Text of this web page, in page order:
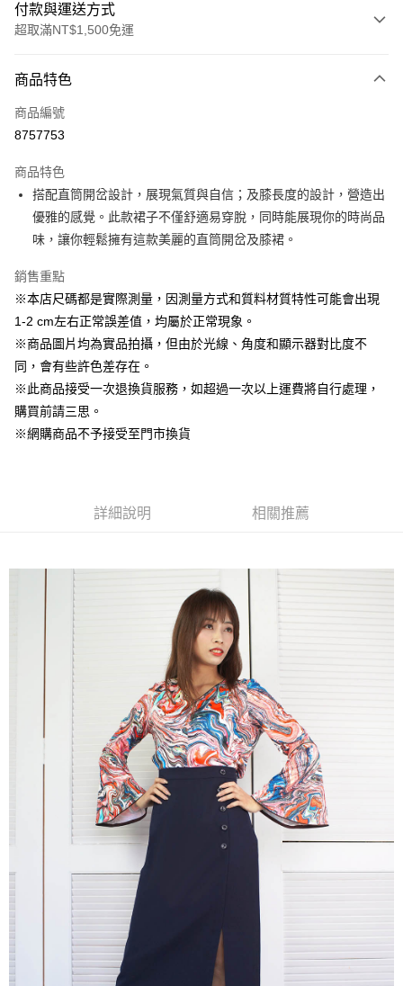
付款與運送方式
超取滿NT$1,500免運
信用卡一次付款
超商取貨付款
Apple Pay
街口支付
AFTEE先享後付
相關說明
AFTEE先享後付是「在收到商品之後才付款」的支付方式。 讓您購物簡單
便利好安心！
１．簡單：不需註冊會員、不需綁卡、不需儲值。
２．便利：只要手機號碼，簡訊認證，即可結帳。
３．安心：先確認商品／服務後，再付款。
３．收到繳費通知簡訊後14天內，點擊此簡訊中的連結，可透過四大超商／
後付繳納相關費用。
※ 交易是否成功請以「AFTEE先享後付 」之結帳頁面顯示為準，若有關於
是否繳費成功／繳費後需取消欲退款等相關疑問，請聯繫「AFTEE先享後付
客戶支援中心」
https://netprotections.freshdesk.com/support/home
【注意事項】
１．透過由恩沛科技股份有限公司提供之「AFTEE先享後付」服務完成之交
易，需依本服務之必要範圍內提供個人資料，並將交易相關給付款項請求債
權轉讓予恩沛科技股份有限公司。
２．關於個人資料處理事宜，請瀏覽以下網址：
https://aftee.tw/terms/#terms3
３．未成年的使用者請事先徵得法定代理人或監護人之同意方可使用
「AFTEE先享後付」，若未經同意申辦者引起之損失，本公司不負相關責
４．使用「AFTEE先享後付」時，將依據個別帳號之用戶狀況，依本公司即
時審查核予不同之上限額度；若仍有額度不足之情形，本公司將視審查結果
請求用戶進行身份認證。
５．嚴禁一人註冊多個帳號或使用他人資訊註冊。若發現惡意使用之情形，
恩沛科技股份有限公司將有權停止該用戶之使用額度並採取法律行動。
ATM付款
運送方式
全家取貨付款
每筆NT$60，滿NT$1,500(含以上)免運費
商品特色
商品編號
8757753
商品特色
搭配直筒開岔設計，展現氣質與自信；及膝長度的設計，營造出
優雅的感覺。此款裙子不僅舒適易穿脫，同時能展現你的時尚品
味，讓你輕鬆擁有這款美麗的直筒開岔及膝裙。
銷售重點
※本店尺碼都是實際測量，因測量方式和質料材質特性可能會出現
1-2 cm左右正常誤差值，均屬於正常現象。
※商品圖片均為實品拍攝，但由於光線、角度和顯示器對比度不
同，會有些許色差存在。
※此商品接受一次退換貨服務，如超過一次以上運費將自行處理，
購買前請三思。
※網購商品不予接受至門市換貨
詳細說明 相關推薦